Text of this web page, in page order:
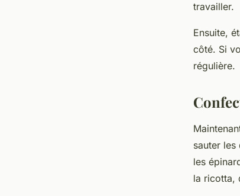
travailler.
Ensuite,
côté. Si
régulière.
sauter les
les
la ricotta,